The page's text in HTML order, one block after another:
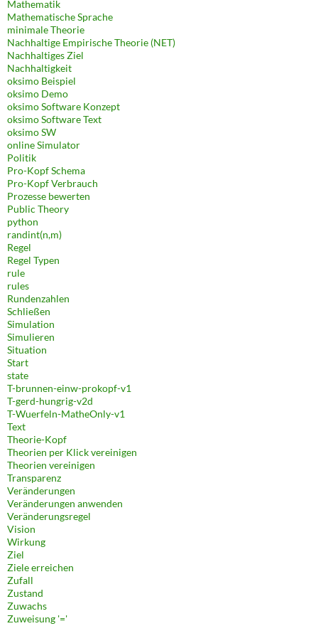
Mathematik
Mathematische Sprache
minimale Theorie
Nachhaltige Empirische Theorie (NET)
Nachhaltiges Ziel
Nachhaltigkeit
oksimo Beispiel
oksimo Demo
oksimo Software Konzept
oksimo Software Text
oksimo SW
online Simulator
Politik
Pro-Kopf Schema
Pro-Kopf Verbrauch
Prozesse bewerten
Public Theory
python
randint(n,m)
Regel
Regel Typen
rule
rules
Rundenzahlen
Schließen
Simulation
Simulieren
Situation
Start
state
T-brunnen-einw-prokopf-v1
T-gerd-hungrig-v2d
T-Wuerfeln-MatheOnly-v1
Text
Theorie-Kopf
Theorien per Klick vereinigen
Theorien vereinigen
Transparenz
Veränderungen
Veränderungen anwenden
Veränderungsregel
Vision
Wirkung
Ziel
Ziele erreichen
Zufall
Zustand
Zuwachs
Zuweisung '='